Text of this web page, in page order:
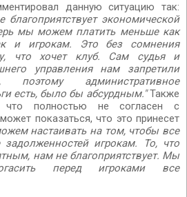
данную ситуацию так:
благоприятствует экономической
мы можем платить меньше как
и игрокам. Это без сомнения
что хочет клуб. Сам судья и
управления нам запретили
поэтому административное
есть, было бы абсурдным."Также
что полностью не согласен с
показаться, что это принесет
настаивать на том, чтобы все
задолженностей игрокам. То, что
нам не благоприятствует. Мы
перед игроками все